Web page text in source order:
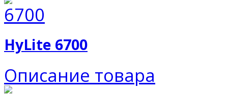
HyLite 6700
Описание товара